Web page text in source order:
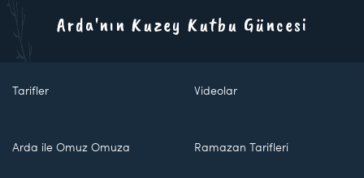
Arda'nın Kuzey Kutbu Güncesi
Tarifler Videolar
Arda ile Omuz Omuza Ramazan Tarifleri